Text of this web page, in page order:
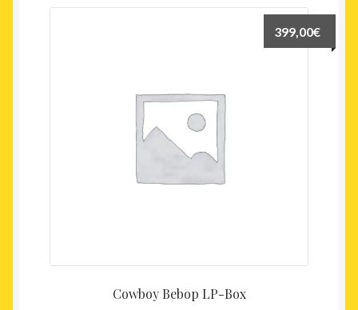
Cowboy Bebop LP-Box
399,00€